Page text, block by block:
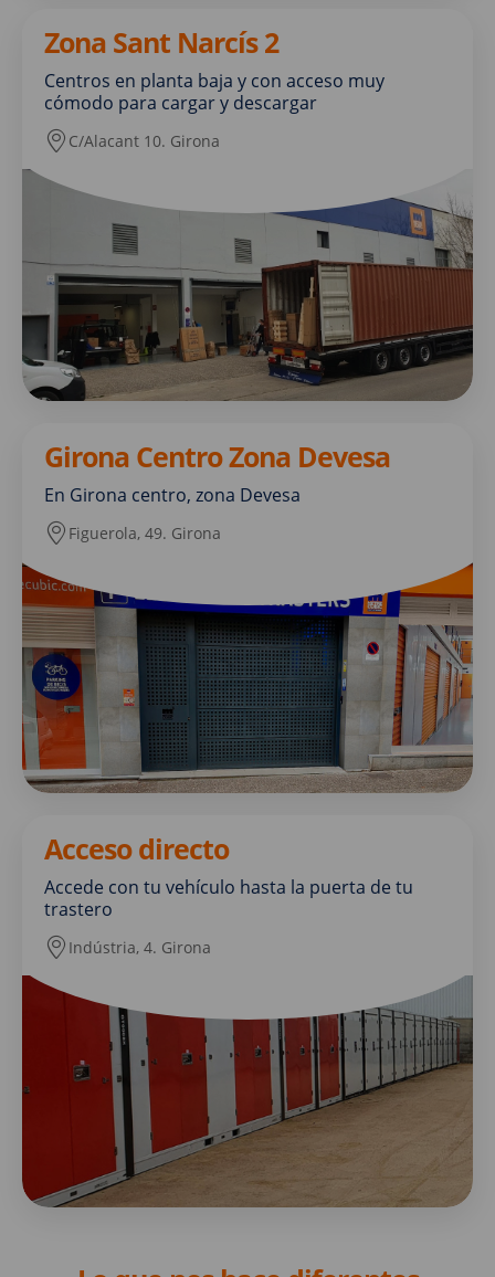
Zona Sant Narcís 2
Centros en planta baja y con acceso muy
cómodo para cargar y descargar
C/Alacant 10. Girona
Girona Centro Zona Devesa
En Girona centro, zona Devesa
Figuerola, 49. Girona
Acceso directo
Accede con tu vehículo hasta la puerta de tu
trastero
Indústria, 4. Girona